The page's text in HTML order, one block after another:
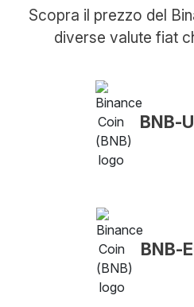
Scopra il prezzo del
diverse valute fiat
BNB-
BNB-